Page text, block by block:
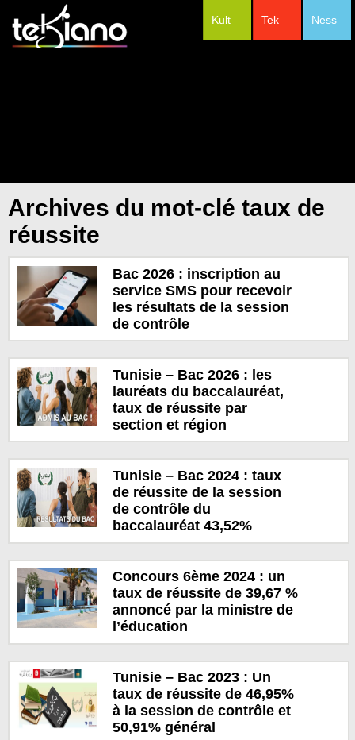
Ness
Tek
Kult
Archives du mot-clé taux de
réussite
Bac 2026 : inscription au
service SMS pour recevoir
les résultats de la session
de contrôle
Tunisie – Bac 2026 : les
lauréats du baccalauréat,
taux de réussite par
section et région
Tunisie – Bac 2024 : taux
de réussite de la session
de contrôle du
baccalauréat 43,52%
Concours 6ème 2024 : un
taux de réussite de 39,67 %
annoncé par la ministre de
l’éducation
Tunisie – Bac 2023 : Un
taux de réussite de 46,95%
à la session de contrôle et
50,91% général